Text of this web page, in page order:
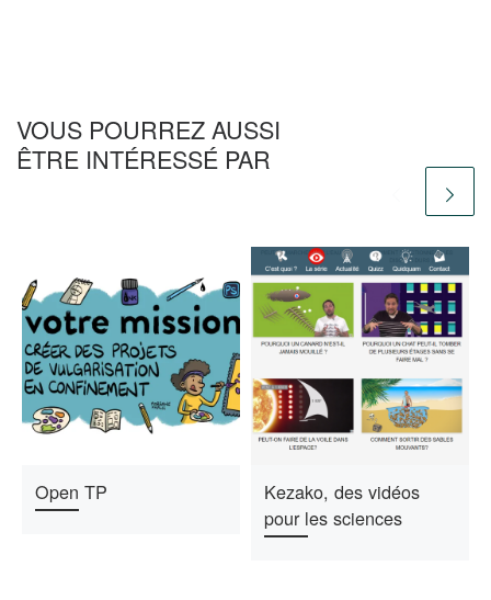
VOUS POURREZ AUSSI
ÊTRE INTÉRESSÉ PAR
Open TP
Kezako, des vidéos
pour les sciences